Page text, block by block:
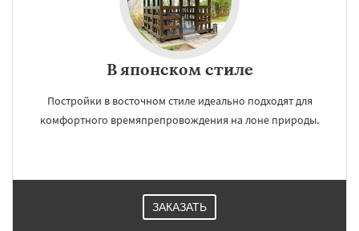
В японском стиле
Постройки в восточном стиле идеально подходят для
комфортного времяпрепровождения на лоне природы.
ЗАКАЗАТЬ